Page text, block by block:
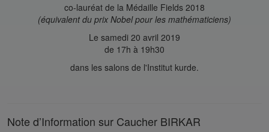
co-lauréat de la Médaille Fields 2018
(équivalent du prix Nobel pour les mathématiciens)
Le samedi 20 avril 2019
de 17h à 19h30
dans les salons de l'Institut kurde.
Note d’Information sur Caucher BIRKAR